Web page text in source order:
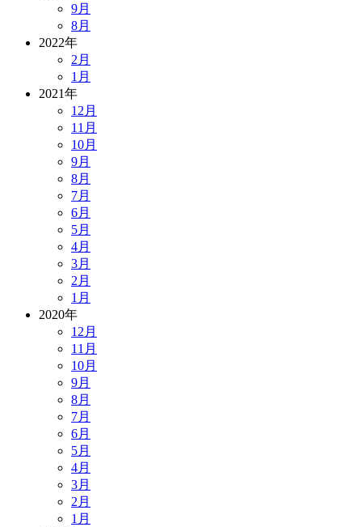
9月
8月
2022年
2月
1月
2021年
12月
11月
10月
9月
8月
7月
6月
5月
4月
3月
2月
1月
2020年
12月
11月
10月
9月
8月
7月
6月
5月
4月
3月
2月
1月